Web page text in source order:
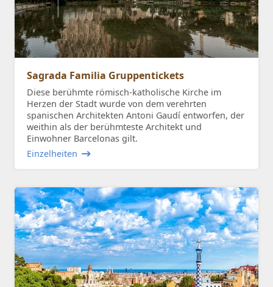
Sagrada Familia Gruppentickets
Diese berühmte römisch-katholische Kirche im
Herzen der Stadt wurde von dem verehrten
spanischen Architekten Antoni Gaudí entworfen, der
weithin als der berühmteste Architekt und
Einwohner Barcelonas gilt.
Einzelheiten